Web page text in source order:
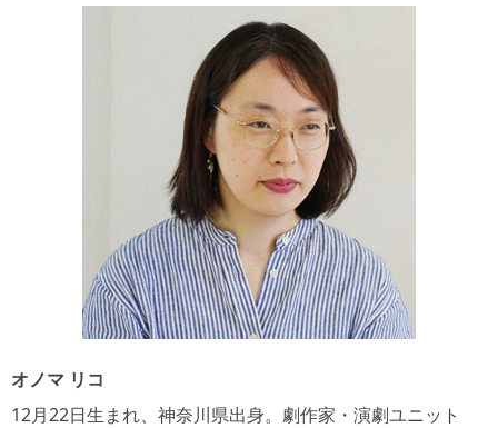
オノマ リコ
12月22日生まれ、神奈川県出身。劇作家・演劇ユニット